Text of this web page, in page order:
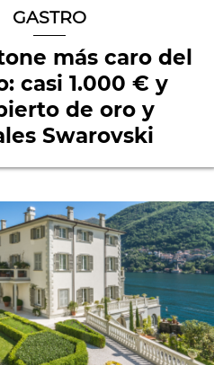
GASTRO
más caro del
casi 1.000 € y
de oro y
Swarovski